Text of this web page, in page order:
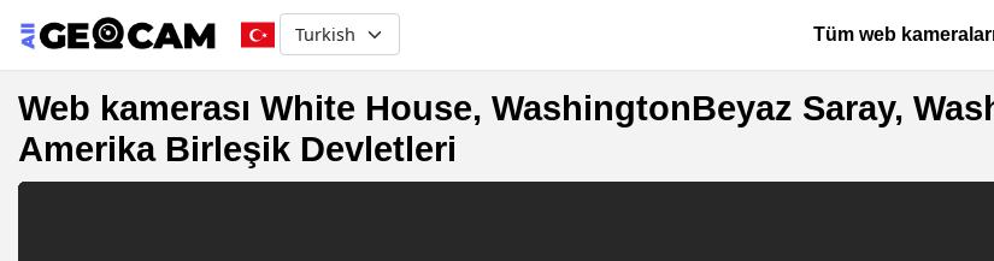
Select your language Основная
Tüm web
Web kamerası White House, WashingtonBeyaz Saray,
Amerika Birleşik Devletleri